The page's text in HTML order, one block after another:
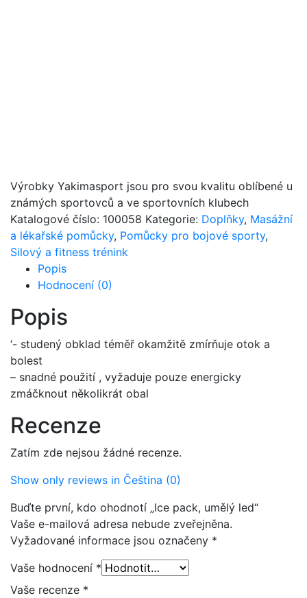
Výrobky Yakimasport jsou pro svou kvalitu oblíbené u
známých sportovců a ve sportovních klubech
Katalogové číslo: 100058 Kategorie: Doplňky, Masážní
a lékařské pomůcky, Pomůcky pro bojové sporty,
Silový a fitness trénink
Popis
Hodnocení (0)
Popis
‘- studený obklad téměř okamžitě zmírňuje otok a
bolest
– snadné použití , vyžaduje pouze energicky
zmáčknout několikrát obal
Recenze
Zatím zde nejsou žádné recenze.
Show only reviews in Čeština (0)
Buďte první, kdo ohodnotí „Ice pack, umělý led“
Vaše e-mailová adresa nebude zveřejněna.
Vyžadované informace jsou označeny *
Vaše hodnocení *
Vaše recenze *